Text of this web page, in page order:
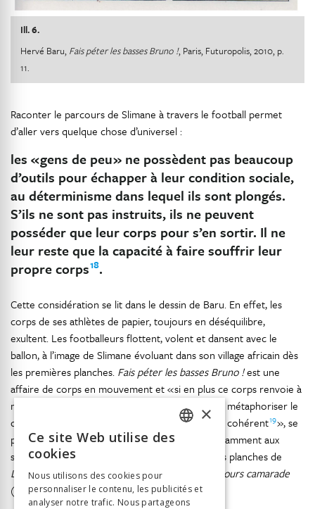
Ill. 6.
Hervé Baru, Fais péter les basses Bruno !, Paris, Futuropolis, 2010, p.
11.
Raconter le parcours de Slimane à travers le football permet
d’aller vers quelque chose d’universel :
les « gens de peu » ne possèdent pas beaucoup
d’outils pour échapper à leur condition sociale,
au déterminisme dans lequel ils sont plongés.
S’ils ne sont pas instruits, ils ne peuvent
posséder que leur corps pour s’en sortir. Il ne
leur reste que la capacité à faire souffrir leur
propre corps18.
Cette considération se lit dans le dessin de Baru. En effet, les
corps de ses athlètes de papier, toujours en déséquilibre,
exultent. Les footballeurs flottent, volent et dansent avec le
ballon, à l’image de Slimane évoluant dans son village africain dès
les premières planches. Fais péter les basses Bruno !est une
affaire de corps en mouvement et « si en plus ce corps renvoie à
ma volonté de traiter du déplacement social, de métaphoriser le
déplacement géographique, et bien cela devient cohérent19», se
plaît-il à expliquer aux journalistes. On pense notamment aux
séquences de course poursuite qui rythment les planches de
L’autoroute du soleil(Casterman, 2001) ou de
Cours camarade
(Albin Michel, 2002).
ITALIAN
×
Ce site Web utilise des
cookies
Nous utilisons des cookies pour
personnaliser le contenu, les publicités et
analyser notre trafic. Nous partageons